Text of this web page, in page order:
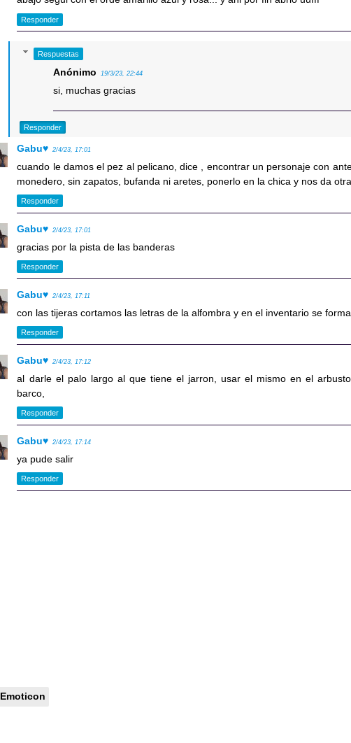
Responder
Respuestas
Anónimo 19/3/23, 22:44
si, muchas gracias
Responder
Gabu♥ 2/4/23, 17:01
cuando le damos el pez al pelicano, dice , encontrar un personaje con
monedero, sin zapatos, bufanda ni aretes, ponerlo en la chica y nos da
Responder
Gabu♥ 2/4/23, 17:01
gracias por la pista de las banderas
Responder
Gabu♥ 2/4/23, 17:11
con las tijeras cortamos las letras de la alfombra y en el inventario se
Responder
Gabu♥ 2/4/23, 17:12
al darle el palo largo al que tiene el jarron, usar el mismo en el
barco,
Responder
Gabu♥ 2/4/23, 17:14
ya pude salir
Responder
Emoticon